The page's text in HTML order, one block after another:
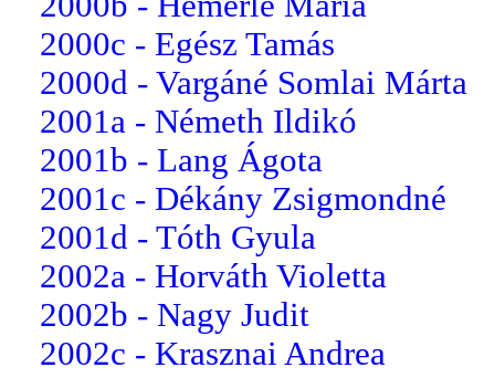
2000c - Egész Tamás
2000d - Vargáné Somlai Márta
2001a - Németh Ildikó
2001b - Lang Ágota
2001c - Dékány Zsigmondné
2001d - Tóth Gyula
2002a - Horváth Violetta
2002b - Nagy Judit
2002c - Krasznai Andrea